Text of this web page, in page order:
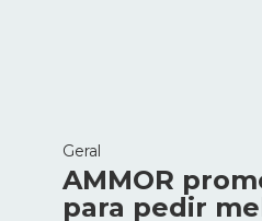
Geral
AMMOR
para pedir